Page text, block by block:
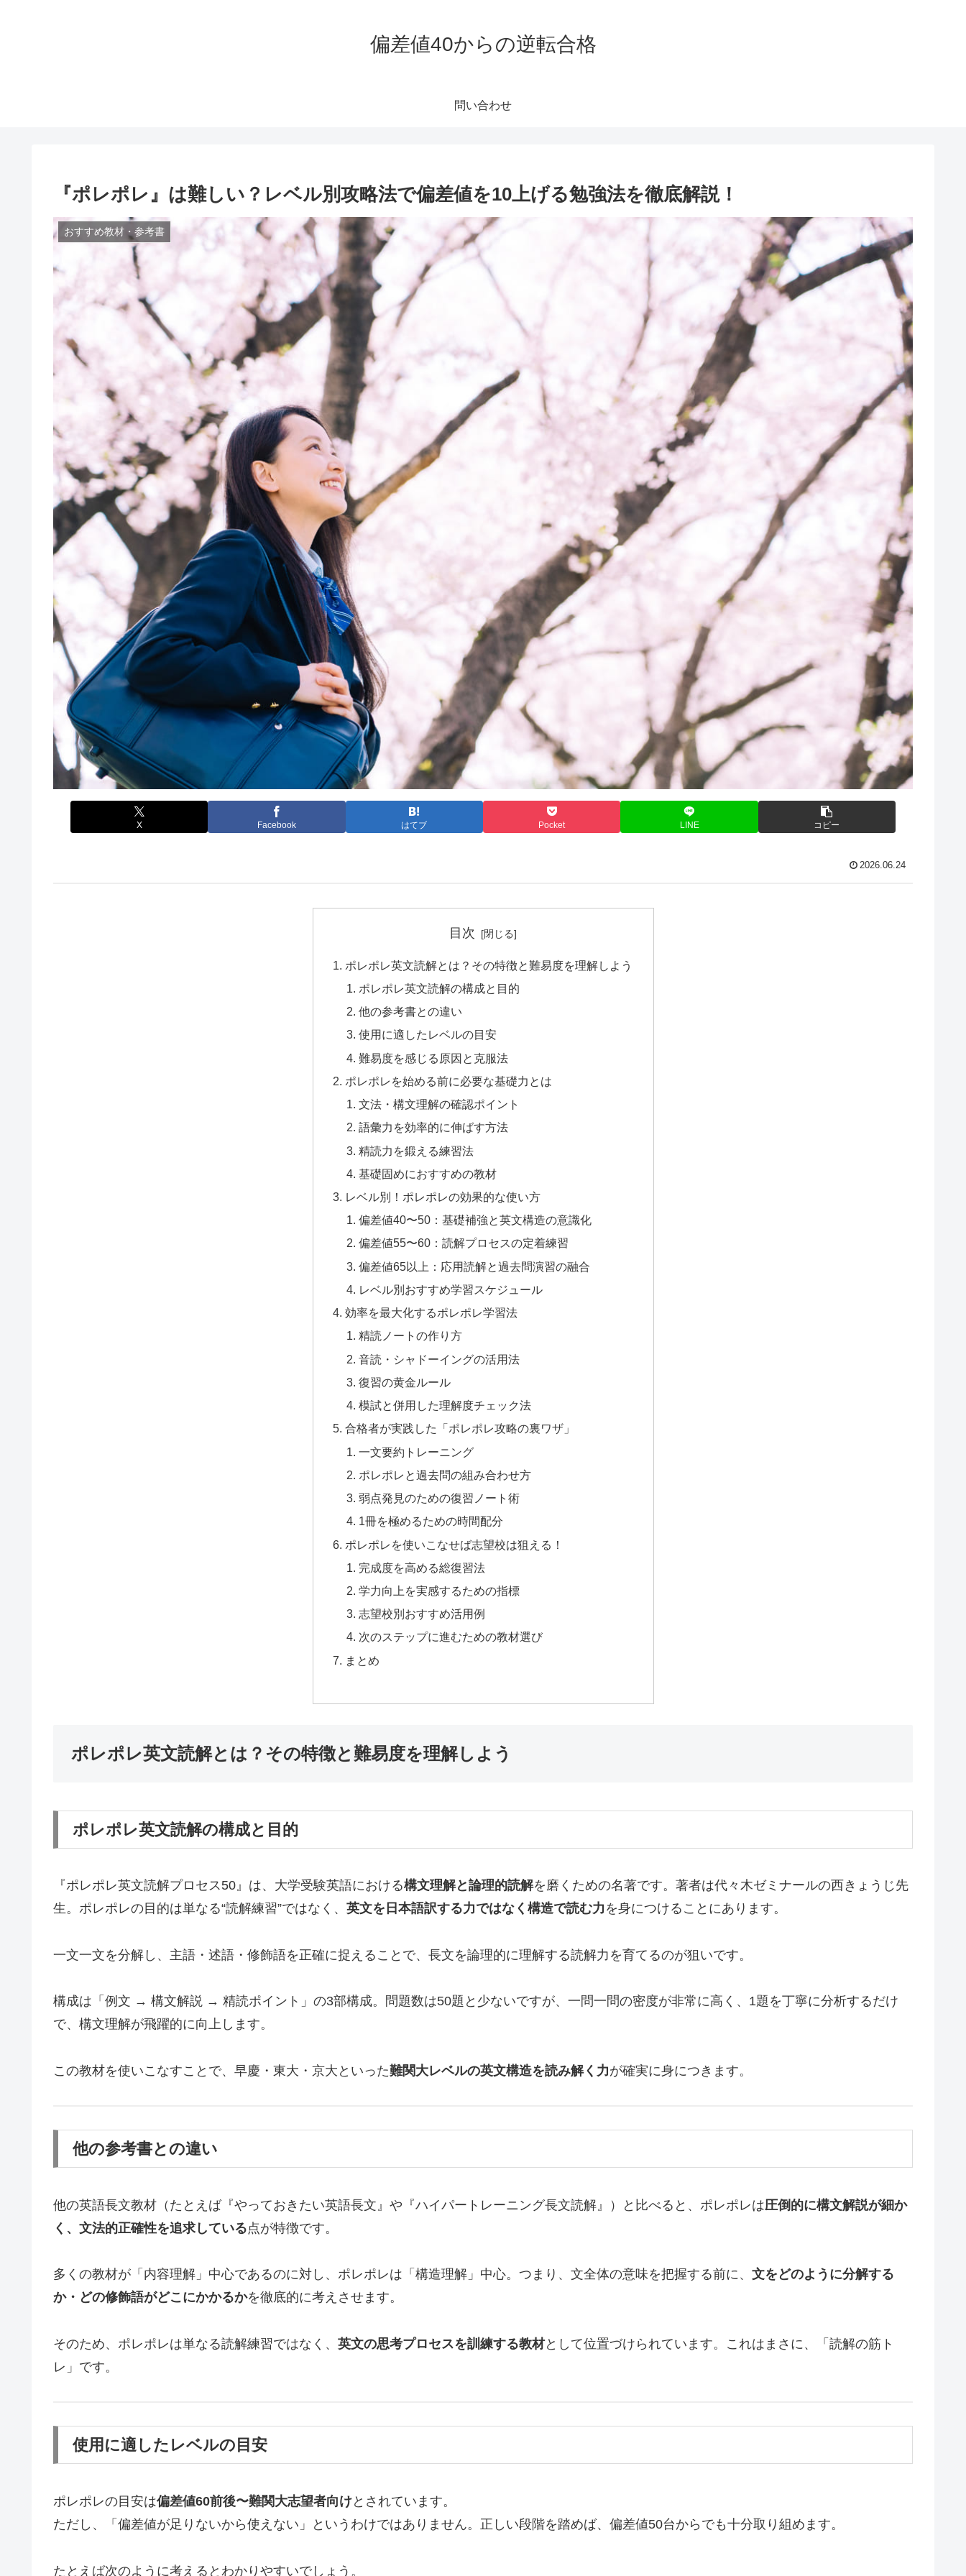
偏差値40からの逆転合格
問い合わせ
『ポレポレ』は難しい？レベル別攻略法で偏差値を10上げる勉強法を徹底解説！
おすすめ教材・参考書
X Facebook はてブ Pocket LINE コピー
2026.06.24
目次
ポレポレ英文読解とは？その特徴と難易度を理解しよう
ポレポレ英文読解の構成と目的
他の参考書との違い
使用に適したレベルの目安
難易度を感じる原因と克服法
ポレポレを始める前に必要な基礎力とは
文法・構文理解の確認ポイント
語彙力を効率的に伸ばす方法
精読力を鍛える練習法
基礎固めにおすすめの教材
レベル別！ポレポレの効果的な使い方
偏差値40〜50：基礎補強と英文構造の意識化
偏差値55〜60：読解プロセスの定着練習
偏差値65以上：応用読解と過去問演習の融合
レベル別おすすめ学習スケジュール
効率を最大化するポレポレ学習法
精読ノートの作り方
音読・シャドーイングの活用法
復習の黄金ルール
模試と併用した理解度チェック法
合格者が実践した「ポレポレ攻略の裏ワザ」
一文要約トレーニング
ポレポレと過去問の組み合わせ方
弱点発見のための復習ノート術
1冊を極めるための時間配分
ポレポレを使いこなせば志望校は狙える！
完成度を高める総復習法
学力向上を実感するための指標
志望校別おすすめ活用例
次のステップに進むための教材選び
まとめ
ポレポレ英文読解とは？その特徴と難易度を理解しよう
ポレポレ英文読解の構成と目的
『ポレポレ英文読解プロセス50』は、大学受験英語における構文理解と論理的読解を磨くための名著です。著者は代々木ゼミナールの西きょうじ先
生。ポレポレの目的は単なる“読解練習”ではなく、 英文を日本語訳する力ではなく構造で読む力 を身につけることにあります。
一文一文を分解し、主語・述語・修飾語を正確に捉えることで、長文を論理的に理解する読解力を育てるのが狙いです。
構成は「例文 → 構文解説 → 精読ポイント」の3部構成。問題数は50題と少ないですが、一問一問の密度が非常に高く、1題を丁寧に分析するだけ
で、構文理解が飛躍的に向上します。
この教材を使いこなすことで、早慶・東大・京大といった難関大レベルの英文構造を読み解く力が確実に身につきます。
他の参考書との違い
他の英語長文教材（たとえば『やっておきたい英語長文』や『ハイパートレーニング長文読解』）と比べると、ポレポレは圧倒的に構文解説が細か
く、文法的正確性を追求している点が特徴です。
多くの教材が「内容理解」中心であるのに対し、ポレポレは「構造理解」中心。つまり、文全体の意味を把握する前に、 文をどのように分解する
か・どの修飾語がどこにかかるかを徹底的に考えさせます。
そのため、ポレポレは単なる読解練習ではなく、 英文の思考プロセスを訓練する教材として位置づけられています。これはまさに、「読解の筋ト
レ」です。
使用に適したレベルの目安
ポレポレの目安は偏差値60前後〜難関大志望者向けとされています。
ただし、「偏差値が足りないから使えない」というわけではありません。正しい段階を踏めば、偏差値50台からでも十分取り組めます。
たとえば次のように考えるとわかりやすいでしょう。